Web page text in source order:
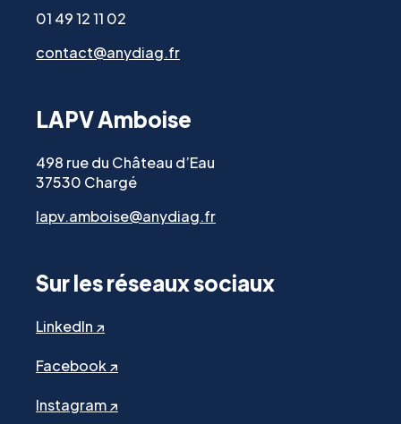
01 49 12 11 02
contact@anydiag.fr
LAPV Amboise
498 rue du Château d’Eau
37530 Chargé
lapv.amboise@anydiag.fr
Sur les réseaux sociaux
LinkedIn ↗
Facebook ↗
Instagram ↗